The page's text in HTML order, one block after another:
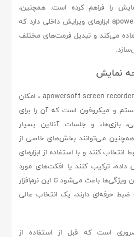
را فراهم کرده است. همچنین،
apowersoft screen recorder ابزارهای ویرایش داخلی دارد که
آماده می‌کند و تبدیل فرمت‌های مختلف
نمایش
یکی از امکانات برجسته apowersoft screen recorder ، امکان
و میکروفون است که آن را برای
بازی‌ها، و جلسات آنلاین بسیار
همچنین می‌توانند بخش‌های خاصی از
کنند و با استفاده از ابزارهای
داده، ترکیب کنند یا افکت‌های مورد
ویژگی‌ها باعث می‌شود تا این نرم‌افزار
ضبط حرفه‌ای دارند، یک انتخاب عالی
است که قبل از استفاده از